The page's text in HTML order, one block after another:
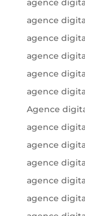
agence
agence
agence
agence
agence
agence
Agence
agence
agence
agence
agence
agence